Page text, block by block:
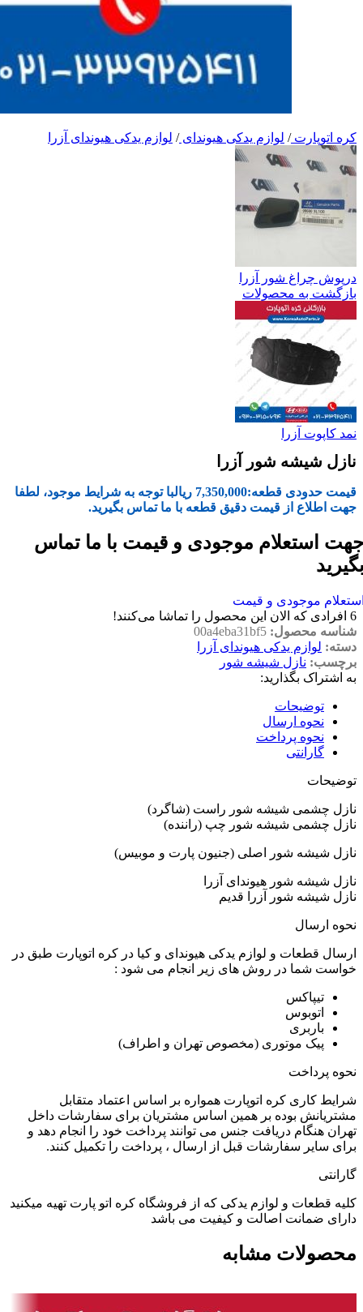
کره اتوپارت/ لوازم یدکی هیوندای/ لوازم یدکی هیوندای آزرا
درپوش چراغ شور آزرا
بازگشت به محصولات
نمد کاپوت آزرا
نازل شیشه شور آزرا
قیمت حدودی قطعه:7,350,000 ریالبا توجه به شرایط موجود، لطفا
جهت اطلاع از قیمت دقیق قطعه با ما تماس بگیرید.
استعلام موجودی و قیمت با ما تماس
موجودی و قیمت
6 افرادی که الان این محصول را تماشا می‌کنند!
شناسه محصول: 00a4eba31bf5
دسته: لوازم یدکی هیوندای آزرا
برچسب: نازل شیشه شور
به اشتراک بگذارید:
توضیحات
نحوه ارسال
نحوه پرداخت
گارانتی
توضیحات
نازل چشمی شیشه شور راست (شاگرد)
نازل چشمی شیشه شور چپ (راننده)
نازل شیشه شور اصلی (جنیون پارت و موبیس)
نازل شیشه شور هیوندای آزرا
نازل شیشه شور آزرا قدیم
نحوه ارسال
ارسال قطعات و لوازم یدکی هیوندای و کیا در کره اتوپارت طبق در
خواست شما در روش های زیر انجام می شود :
تیپاکس
اتوبوس
باربری
پیک موتوری (مخصوص تهران و اطراف)
نحوه پرداخت
شرایط کاری کره اتوپارت همواره بر اساس اعتماد متقابل
مشتریانش بوده بر همین اساس مشتریان برای سفارشات داخل
تهران هنگام دریافت جنس می توانند پرداخت خود را انجام دهد و
برای سایر سفارشات قبل از ارسال ، پرداخت را تکمیل کنند.
گارانتی
کلیه قطعات و لوازم یدکی که از فروشگاه کره اتو پارت تهیه میکنید
دارای ضمانت اصالت و کیفیت می باشد
محصولات مشابه